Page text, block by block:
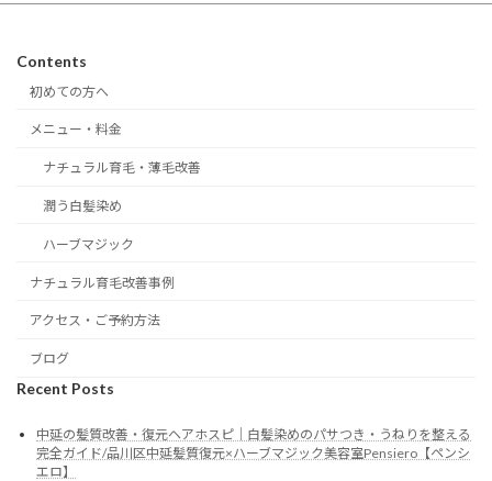
Contents
初めての方へ
メニュー・料金
ナチュラル育毛・薄毛改善
潤う白髪染め
ハーブマジック
ナチュラル育毛改善事例
アクセス・ご予約方法
ブログ
Recent Posts
中延の髪質改善・復元ヘアホスピ｜白髪染めのパサつき・うねりを整える
完全ガイド/品川区中延髪質復元×ハーブマジック美容室Pensiero【ペンシ
エロ】